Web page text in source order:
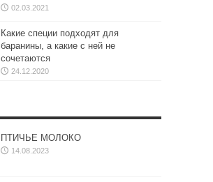
02.03.2021
Какие специи подходят для
баранины, а какие с ней не
сочетаются
24.12.2020
ПТИЧЬЕ МОЛОКО
14.08.2023